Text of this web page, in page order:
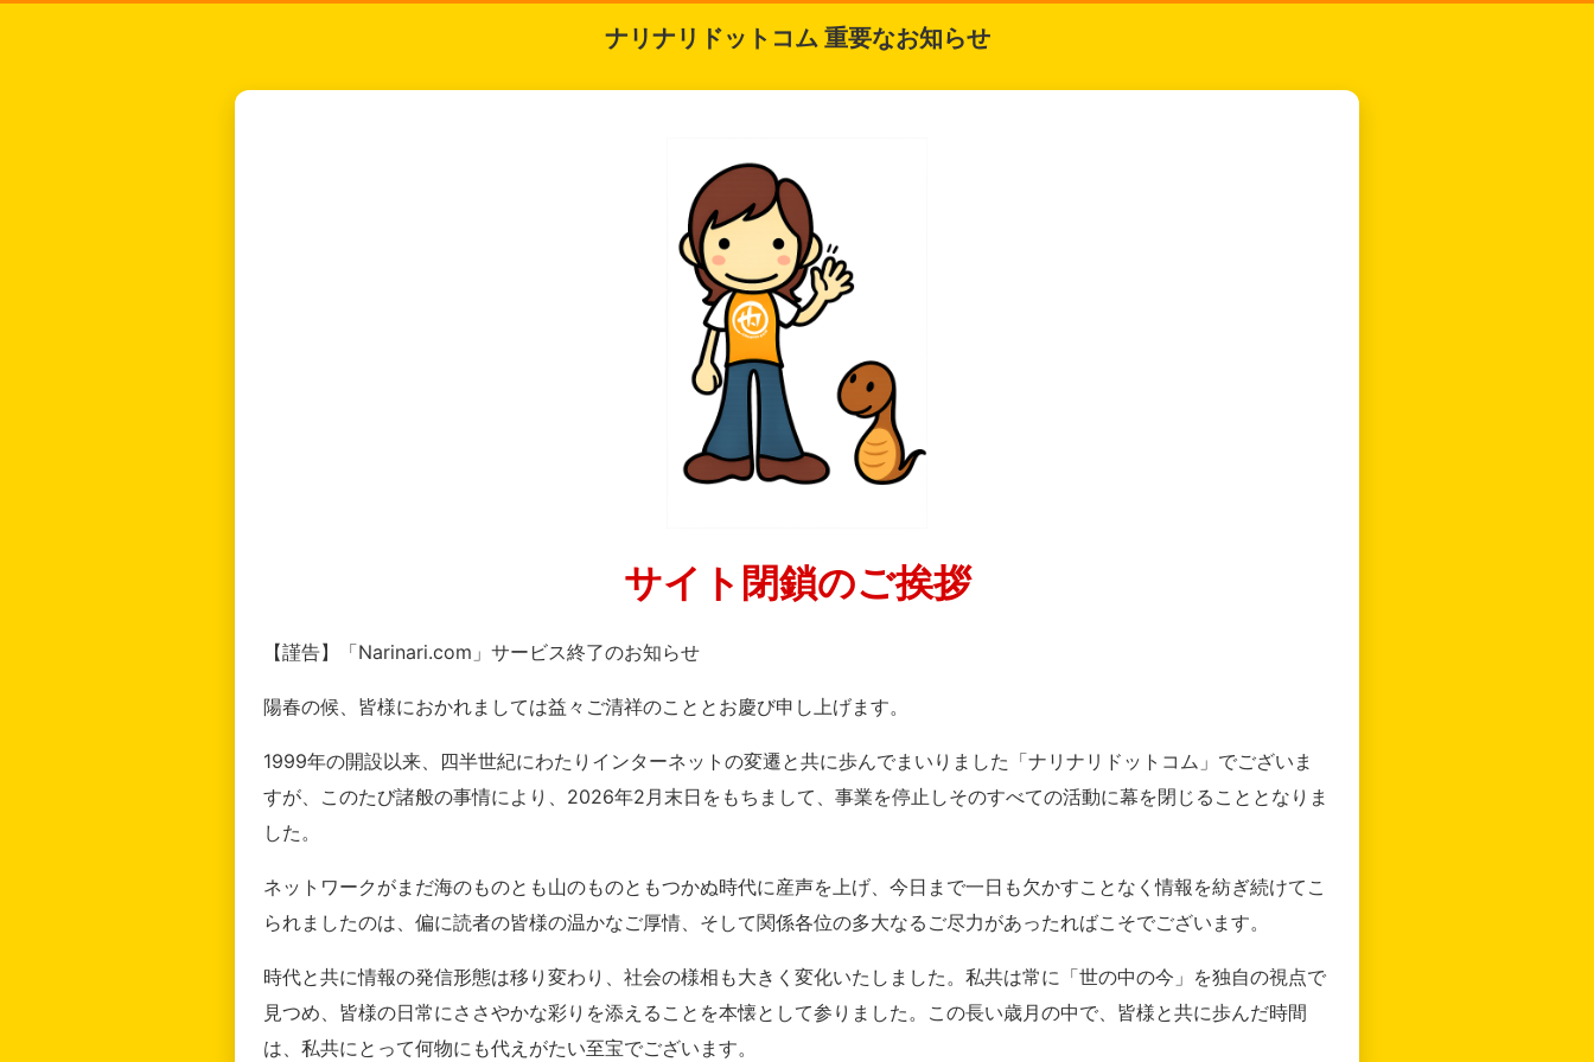
ナリナリドットコム 重要なお知らせ
サイト閉鎖のご挨拶
【謹告】「Narinari.com」サービス終了のお知らせ
陽春の候、皆様におかれましては益々ご清祥のこととお慶び申し上げます。
1999年の開設以来、四半世紀にわたりインターネットの変遷と共に歩んでまいりました「ナリナリドットコム」でございま
すが、このたび諸般の事情により、2026年2月末日をもちまして、事業を停止しそのすべての活動に幕を閉じることとなりま
した。
ネットワークがまだ海のものとも山のものともつかぬ時代に産声を上げ、今日まで一日も欠かすことなく情報を紡ぎ続けてこ
られましたのは、偏に読者の皆様の温かなご厚情、そして関係各位の多大なるご尽力があったればこそでございます。
時代と共に情報の発信形態は移り変わり、社会の様相も大きく変化いたしました。私共は常に「世の中の今」を独自の視点で
見つめ、皆様の日常にささやかな彩りを添えることを本懐として参りました。この長い歳月の中で、皆様と共に歩んだ時間
は、私共にとって何物にも代えがたい至宝でございます。